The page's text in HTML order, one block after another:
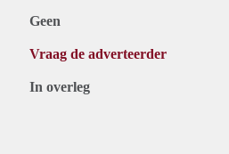
Geen
Vraag de adverteerder
In overleg